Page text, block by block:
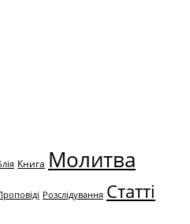
Книга Молитва
Розслідування Статті